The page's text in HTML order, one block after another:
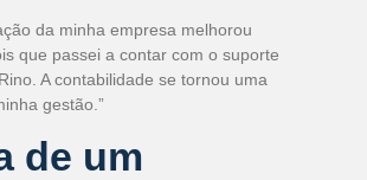
da minha empresa melhorou
que passei a contar com o suporte
A contabilidade se tornou uma
gestão.”
de um